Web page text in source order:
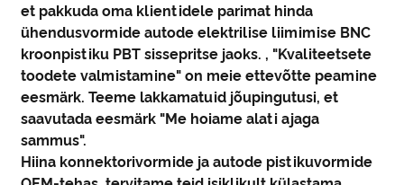
et pakkuda oma klientidele parimat hinda
ühendusvormide autode elektrilise liimimise BNC
kroonpistiku PBT sissepritse jaoks. , "Kvaliteetsete
toodete valmistamine" on meie ettevõtte peamine
eesmärk. Teeme lakkamatuid jõupingutusi, et
saavutada eesmärk "Me hoiame alati ajaga
sammus".
Hiina konnektorivormide ja autode pistikuvormide